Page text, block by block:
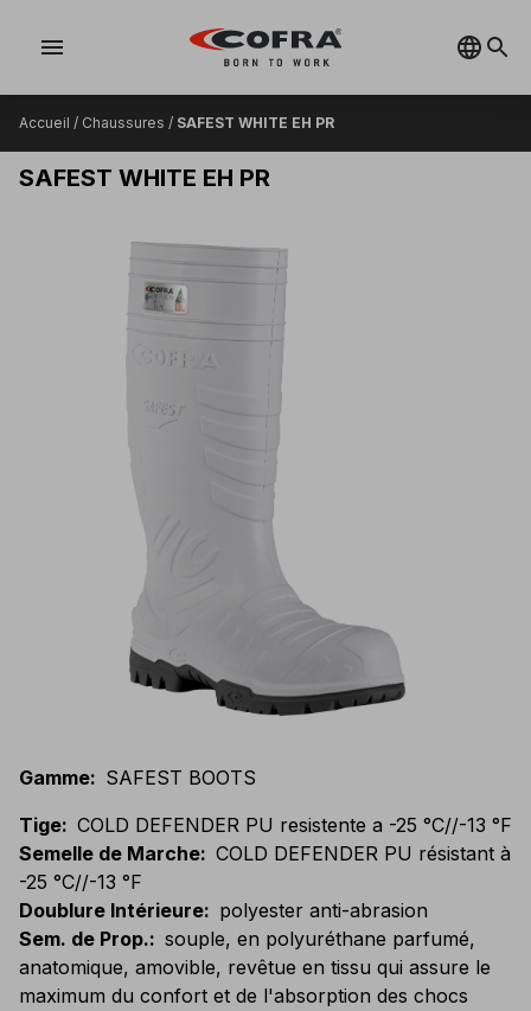
menu
Accueil / Chaussures / SAFEST WHITE EH PR
SAFEST WHITE EH PR
Gamme: SAFEST BOOTS
Tige: COLD DEFENDER PU resistente a -25 °C//-13 °F
Semelle de Marche: COLD DEFENDER PU résistant à
-25 °C//-13 °F
Doublure Intérieure: polyester anti-abrasion
Sem. de Prop.: souple, en polyuréthane parfumé,
anatomique, amovible, revêtue en tissu qui assure le
maximum du confort et de l'absorption des chocs